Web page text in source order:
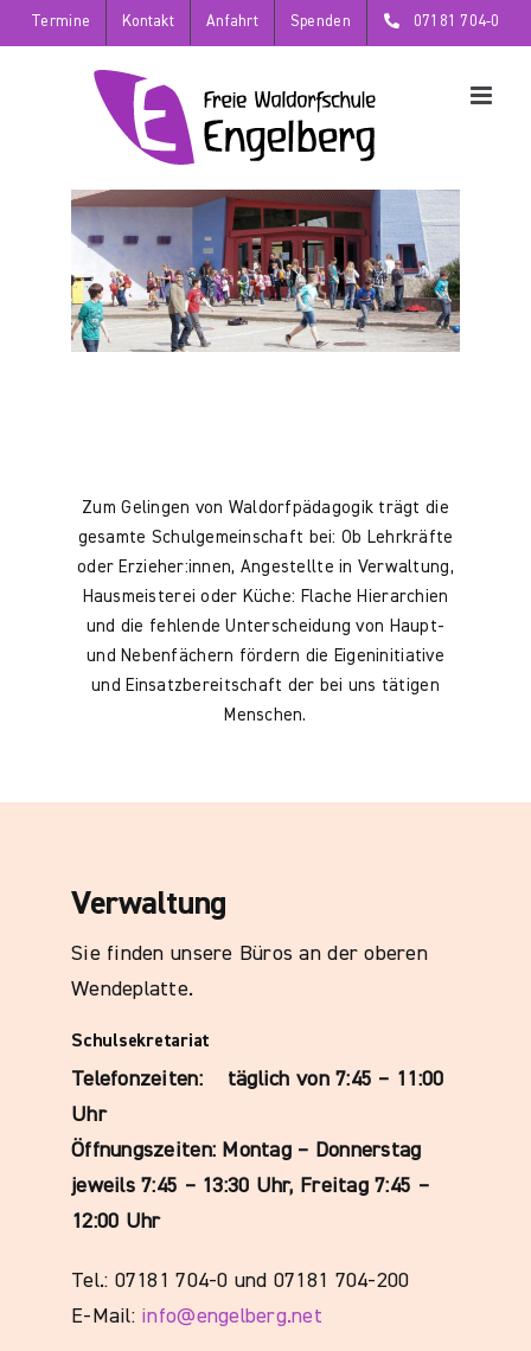
Zum
Inhalt
Termine Kontakt Anfahrt Spenden 07181 704-0
Zum Gelingen von Waldorfpädagogik trägt die
gesamte Schulgemeinschaft bei: Ob Lehrkräfte
oder Erzieher:innen, Angestellte in Verwaltung,
Hausmeisterei oder Küche: Flache Hierarchien
und die fehlende Unterscheidung von Haupt-
und Nebenfächern fördern die Eigeninitiative
und Einsatzbereitschaft der bei uns tätigen
Menschen.
Verwaltung
Sie finden unsere Büros an der oberen
Wendeplatte.
Schulsekretariat
Telefonzeiten: täglich von 7:45 – 11:00
Uhr
Öffnungszeiten: Montag – Donnerstag
jeweils 7:45 – 13:30 Uhr, Freitag 7:45 –
12:00 Uhr
Tel.: 07181 704-0 und 07181 704-200
E-Mail: info@engelberg.net